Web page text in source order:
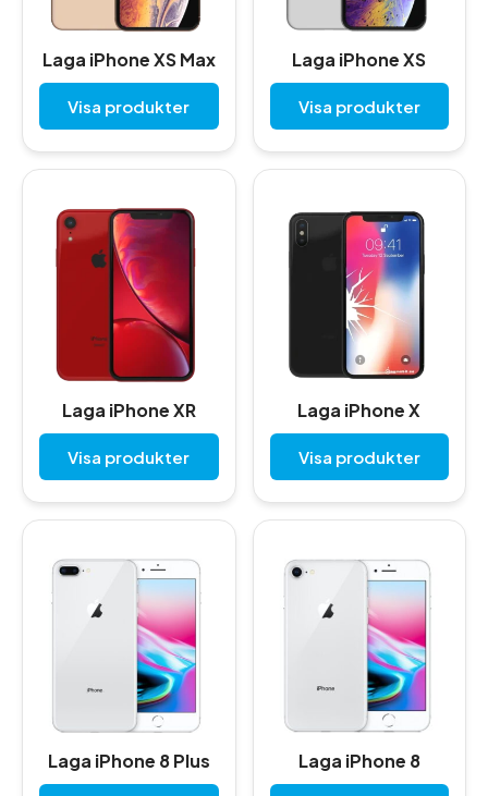
Laga iPhone XS Max
Visa produkter
Laga iPhone XS
Visa produkter
Laga iPhone XR
Visa produkter
Laga iPhone X
Visa produkter
Laga iPhone 8 Plus Laga iPhone 8